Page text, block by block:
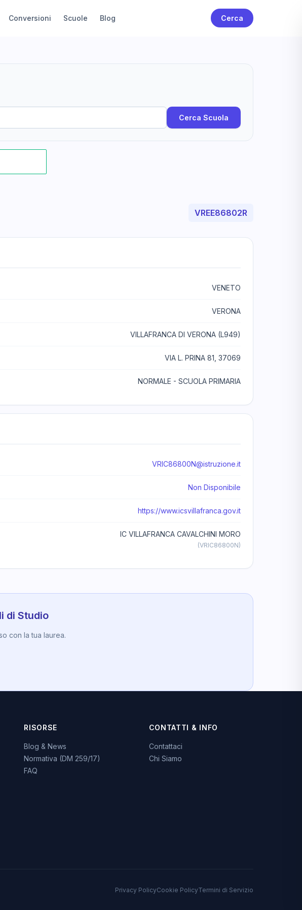
Conversioni Scuole Blog Cerca
Cerca Scuola
VREE86802R
VENETO
VERONA
VILLAFRANCA DI VERONA (L949)
VIA L. PRINA 81, 37069
NORMALE - SCUOLA PRIMARIA
VRIC86800N@istruzione.it
Non Disponibile
https://www.icsvillafranca.gov.it
IC VILLAFRANCA CAVALCHINI MORO
(VRIC86800N)
di Studio
con la tua laurea.
RISORSE
Blog & News
Normativa (DM 259/17)
FAQ
CONTATTI & INFO
Contattaci
Chi Siamo
Privacy PolicyCookie PolicyTermini di Servizio